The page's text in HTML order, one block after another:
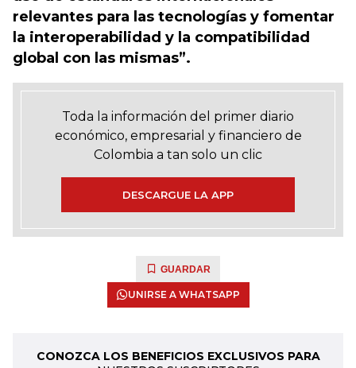
relevantes para las tecnologías y fomentar
la interoperabilidad y la compatibilidad
global con las mismas”.
Toda la información del primer diario
económico, empresarial y financiero de
Colombia a tan solo un clic
DESCARGUE LA APP
GUARDAR
UNIRSE A WHATSAPP
CONOZCA LOS BENEFICIOS EXCLUSIVOS PARA